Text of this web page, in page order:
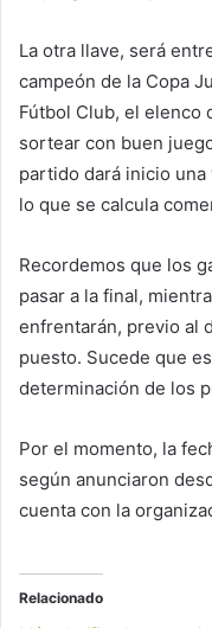
La otra llave, será
campeón de la Copa
Fútbol Club, el elenco
sortear con buen
partido dará inicio
lo que se calcula
Recordemos que los
pasar a la final,
enfrentarán, previo al
puesto. Sucede que
determinación de los
Por el momento, la
según anunciaron
cuenta con la
Relacionado